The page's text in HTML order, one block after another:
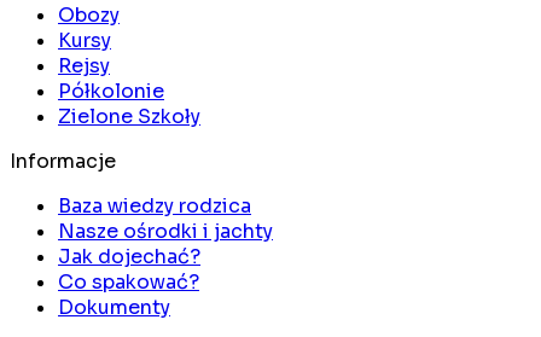
Obozy
Kursy
Rejsy
Półkolonie
Zielone Szkoły
Informacje
Baza wiedzy rodzica
Nasze ośrodki i jachty
Jak dojechać?
Co spakować?
Dokumenty